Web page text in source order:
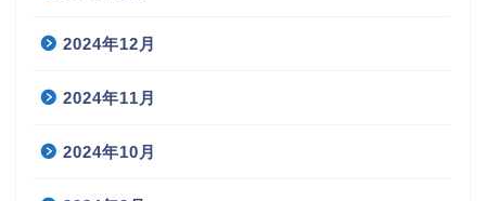
2024年12月
2024年11月
2024年10月